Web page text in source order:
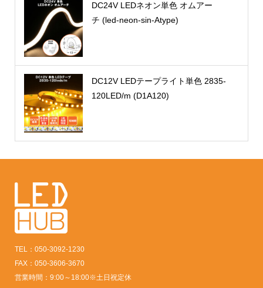
DC24V LEDネオン単色 オムアー
チ (led-neon-sin-Atype)
DC12V LEDテープライト単色 2835-
120LED/m (D1A120)
TEL：050-3092-1230
FAX：050-3606-3670
営業時間：9:00～18:00※土日祝定休